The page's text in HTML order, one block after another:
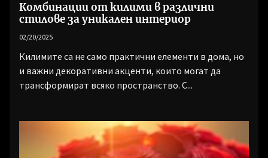
Комбинации от килими в различни
стилове за уникален интериор
02/20/2025
Килимите са не само практични елементи в дома, но
и важни декоративни акценти, които могат да
трансформират всяко пространство. С...